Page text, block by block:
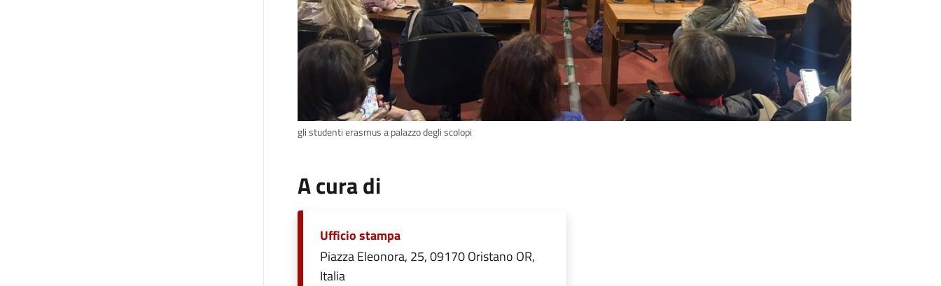
gli studenti erasmus a palazzo degli scolopi
A cura di
Ufficio stampa
Piazza Eleonora, 25, 09170 Oristano OR,
Italia